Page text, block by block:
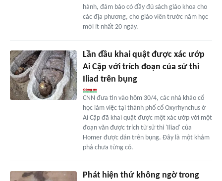
hành, đảm bảo có đầy đủ sách giáo khoa cho
các địa phương, cho giáo viên trước năm học
mới ít nhất 20 ngày.
Lần đầu khai quật được xác ướp
Ai Cập với trích đoạn của sử thi
Iliad trên bụng
CNN đưa tin vào hôm 30/4, các nhà khảo cổ
học làm việc tại thành phố cổ Oxyrhynchus ở
Ai Cập đã khai quật được một xác ướp với một
đoạn văn được trích từ sử thi 'Iliad' của
Homer được dán trên bụng. Đây là một khám
phá chưa từng có.
Phát hiện thứ không ngờ trong